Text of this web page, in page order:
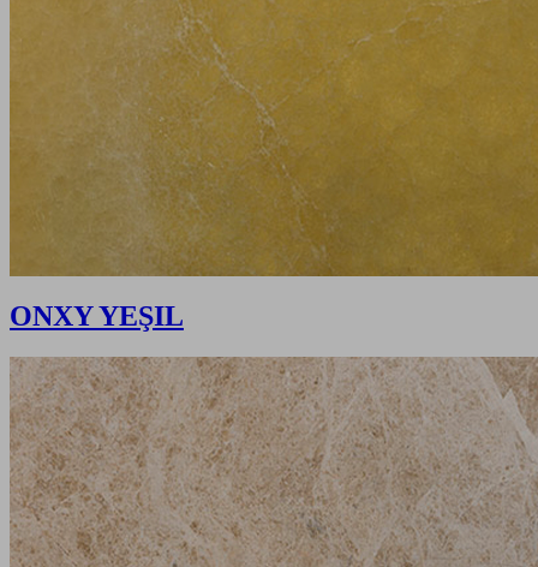
ONXY YEŞIL